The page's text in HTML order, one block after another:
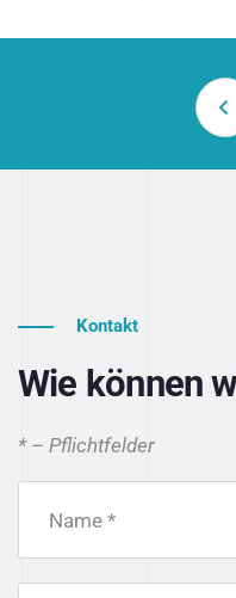
Kontakt
Wie können
* – Pflichtfelder
Name *